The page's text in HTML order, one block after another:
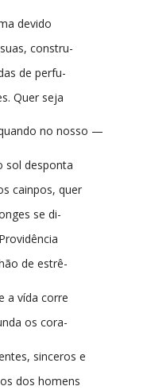
devido
constru-
de perfu-
Quer seja
no nosso —
sol desponta
cainpos, quer
se di-
de estrê-
a vída corre
os cora-
sinceros e
dos homens